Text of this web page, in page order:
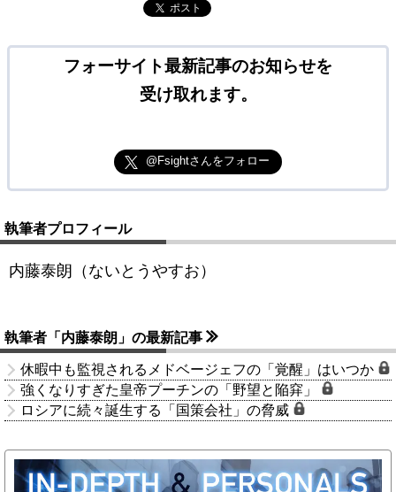
ポスト
フォーサイト最新記事のお知らせを
受け取れます。
@Fsightさんをフォロー
執筆者プロフィール
内藤泰朗（ないとうやすお）
執筆者「内藤泰朗」の最新記事
休暇中も監視されるメドベージェフの「覚醒」はいつか
強くなりすぎた皇帝プーチンの「野望と陥穽」
ロシアに続々誕生する「国策会社」の脅威